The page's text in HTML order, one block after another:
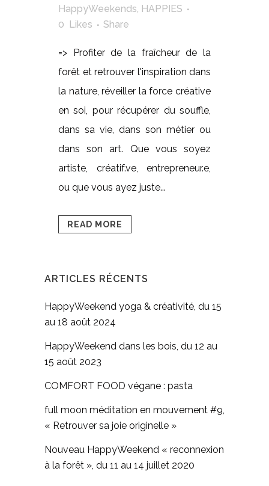
HappyWeekends, HAPPIES
0 Likes Share
=> Profiter de la fraîcheur de la
forêt et retrouver l'inspiration dans
la nature, réveiller la force créative
en soi, pour récupérer du souffle,
dans sa vie, dans son métier ou
dans son art. Que vous soyez
artiste, créatif.ve, entrepreneur.e,
ou que vous ayez juste...
READ MORE
ARTICLES RÉCENTS
HappyWeekend yoga & créativité, du 15
au 18 août 2024
HappyWeekend dans les bois, du 12 au
15 août 2023
COMFORT FOOD végane : pasta
full moon méditation en mouvement #9,
« Retrouver sa joie originelle »
Nouveau HappyWeekend « reconnexion
à la forêt », du 11 au 14 juillet 2020